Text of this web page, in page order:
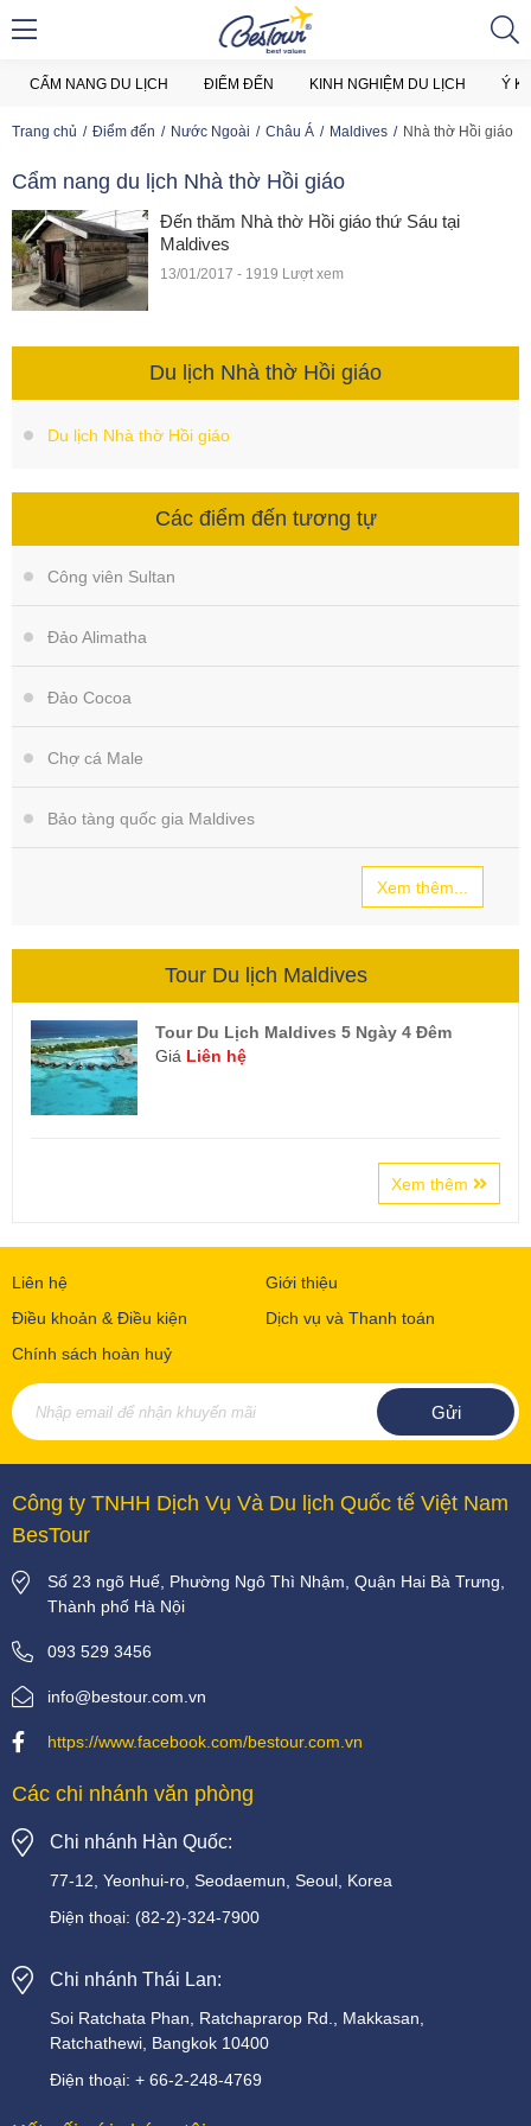
CẨM NANG DU LỊCH ĐIỂM ĐẾN KINH NGHIỆM DU LỊCH Ý
Trang chủ Điểm đến Nước Ngoài Châu Á Maldives Nhà thờ Hồi giáo
Cẩm nang du lịch Nhà thờ Hồi giáo
Đến thăm Nhà thờ Hồi giáo thứ Sáu tại
Maldives
13/01/2017 - 1919 Lượt xem
Du lịch Nhà thờ Hồi giáo
Du lịch Nhà thờ Hồi giáo
Các điểm đến tương tự
Công viên Sultan
Đảo Alimatha
Đảo Cocoa
Chợ cá Male
Bảo tàng quốc gia Maldives
Xem thêm...
Tour Du lịch Maldives
Tour Du Lịch Maldives 5 Ngày 4 Đêm
Giá Liên hệ
Xem thêm
Liên hệ
Giới thiệu
Điều khoản & Điều kiện
Dịch vụ và Thanh toán
Chính sách hoàn huỷ
Công ty TNHH Dịch Vụ Và Du lịch Quốc tế Việt Nam
BesTour
Số 23 ngõ Huế, Phường Ngô Thì Nhậm, Quận Hai Bà Trưng,
Thành phố Hà Nội
093 529 3456
info@bestour.com.vn
https://www.facebook.com/bestour.com.vn
Các chi nhánh văn phòng
Chi nhánh Hàn Quốc:
77-12, Yeonhui-ro, Seodaemun, Seoul, Korea
Điện thoại: (82-2)-324-7900
Chi nhánh Thái Lan:
Soi Ratchata Phan, Ratchaprarop Rd.,
Makkasan,
Ratchathewi, Bangkok 10400
Điện thoại: + 66-2-248-4769